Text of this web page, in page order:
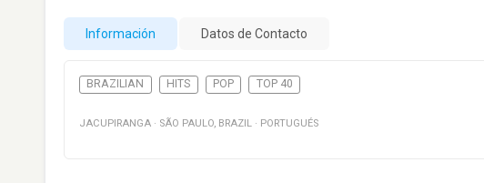
Información Datos de Contacto
BRAZILIAN HITS POP TOP 40
JACUPIRANGA · SÃO PAULO, BRAZIL · PORTUGUÉS